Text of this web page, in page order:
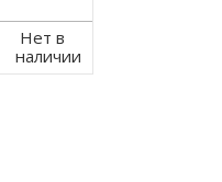
Нет в
наличии